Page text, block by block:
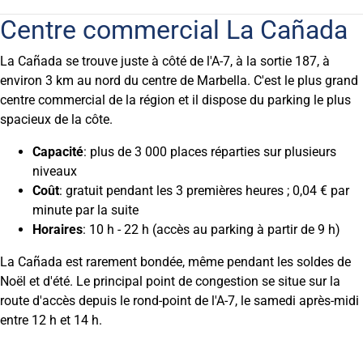
Centre commercial La Cañada
La Cañada se trouve juste à côté de l'A-7, à la sortie 187, à
environ 3 km au nord du centre de Marbella. C'est le plus grand
centre commercial de la région et il dispose du parking le plus
spacieux de la côte.
Capacité: plus de 3 000 places réparties sur plusieurs
niveaux
Coût: gratuit pendant les 3 premières heures ; 0,04 € par
minute par la suite
Horaires: 10 h - 22 h (accès au parking à partir de 9 h)
La Cañada est rarement bondée, même pendant les soldes de
Noël et d'été. Le principal point de congestion se situe sur la
route d'accès depuis le rond-point de l'A-7, le samedi après-midi
entre 12 h et 14 h.